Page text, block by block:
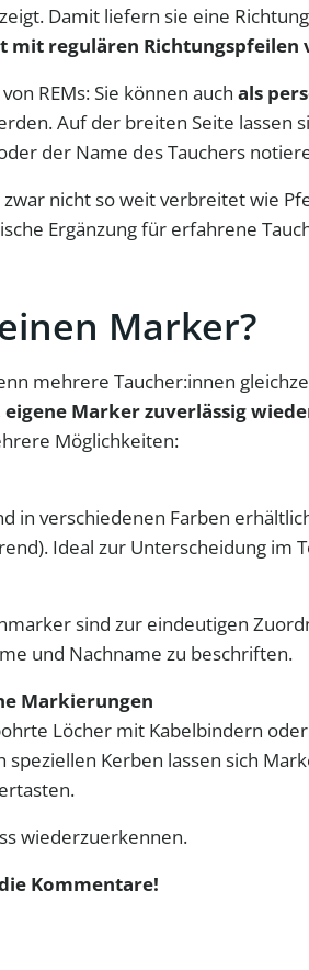
Damit liefern sie eine
mit regulären Richtungspfeilen
REMs: Sie können auch als
Auf der breiten Seite lassen
der Name des Tauchers
zwar nicht so weit verbreitet wie
Ergänzung für erfahrene
Marker?
mehrere Taucher:innen
eigene Marker zuverlässig
Möglichkeiten:
in verschiedenen Farben
Ideal zur Unterscheidung im
sind zur eindeutigen
und Nachname zu beschriften.
Markierungen
Löcher mit Kabelbindern
speziellen Kerben lassen sich
wiederzuerkennen.
Kommentare!